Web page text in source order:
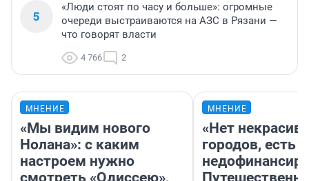
5
«Люди стоят по часу и больше»: огромные
очереди выстраиваются на АЗС в Рязани —
что говорят власти
4 766 2
МНЕНИЕ
«Мы видим нового
Нолана»: с каким
настроем нужно
смотреть «Одиссею»,
МНЕНИЕ
«Нет
городов, есть